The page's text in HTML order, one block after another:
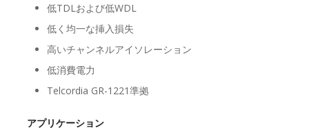
低TDLおよび低WDL
低く均一な挿入損失
高いチャンネルアイソレーション
低消費電力
Telcordia GR-1221準拠
アプリケーション